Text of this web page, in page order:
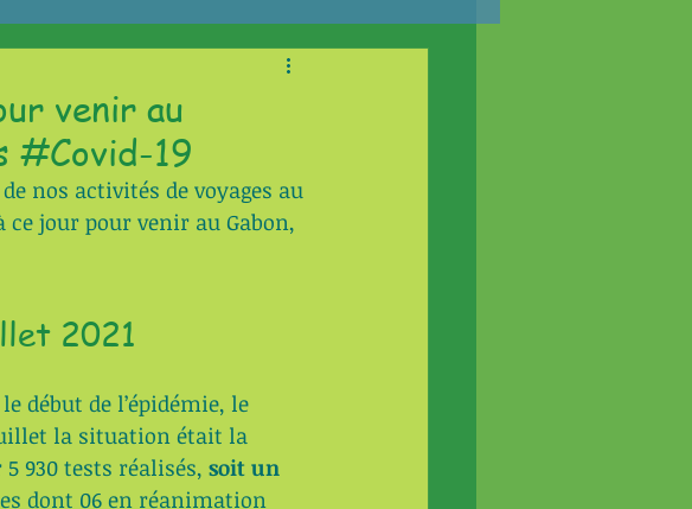
venir au
#Covid-19
nos activités de voyages au
jour pour venir au Gabon,
2021
début de l’épidémie, le
la situation était la
930 tests réalisés, soit un
dont 06 en réanimation